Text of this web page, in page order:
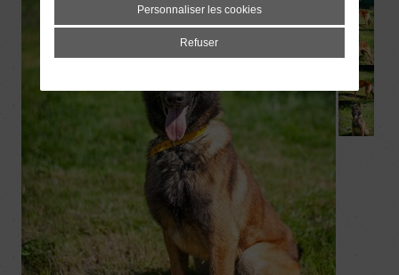
Personnaliser les cookies
Refuser